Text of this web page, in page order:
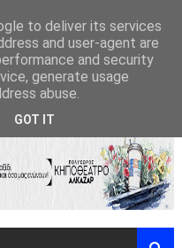
to deliver its services
and user-agent are
and security
generate usage
abuse.
GOT IT